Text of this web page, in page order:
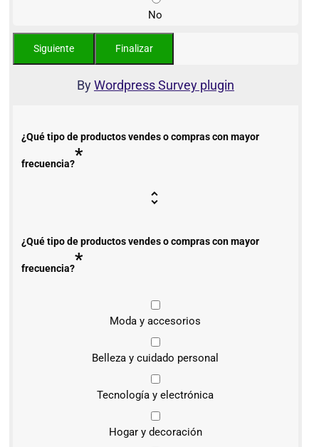
No
ByWordpress Survey plugin
¿Qué tipo de productos vendes o compras con mayor
frecuencia?*
¿Qué tipo de productos vendes o compras con mayor
frecuencia?*
Moda y accesorios
Belleza y cuidado personal
Tecnología y electrónica
Hogar y decoración